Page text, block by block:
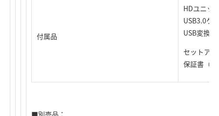
付属品
HDユニッ
USB3.0ケ
USB変換
セットア
保証書（
■別売品：